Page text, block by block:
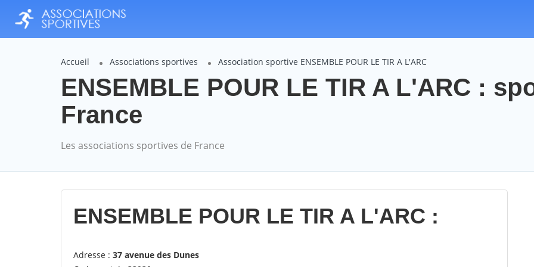
Accueil Associations sportives Association sportive ENSEMBLE POUR LE TIR A L'ARC
ENSEMBLE POUR LE TIR A L'ARC :
France
Les associations sportives de France
ENSEMBLE POUR LE TIR A L'ARC :
Adresse : 37 avenue des Dunes